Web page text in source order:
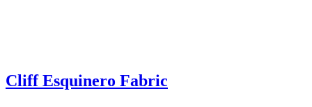
Cliff Esquinero Fabric